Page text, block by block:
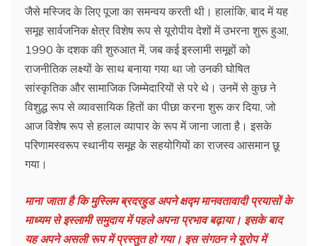
जैसे मस्जिद के लिए पूजा का समन्वय करती थी। हालांकि, बाद में यह
समूह सार्वजनिक क्षेत्र विशेष रूप से यूरोपीय देशों में उभरना शुरू हुआ,
1990 के दशक की शुरुआत में, जब कई इस्लामी समूहों को
राजनीतिक लक्ष्यों के साथ बनाया गया था जो उनकी घोषित
सांस्कृतिक और सामाजिक जिम्मेदारियों से परे थे। उनमें से कुछ ने
विशुद्ध रूप से व्यावसायिक हितों का पीछा करना शुरू कर दिया, जो
आज विशेष रूप से हलाल व्यापार के रूप में जाना जाता है। इसके
परिणामस्वरूप स्थानीय समूह के सहयोगियों का राजस्व आसमान छू
गया।
माना जाता है कि मुस्लिम ब्रदरहुड अपने क्षद्म मानवतावादी प्रयासों के
माध्यम से इस्लामी समुदाय में पहले अपना प्रभाव बढ़ाया। इसके बाद
यह अपने असली रूप में प्रस्तुत हो गया। इस संगठन ने यूरोप में